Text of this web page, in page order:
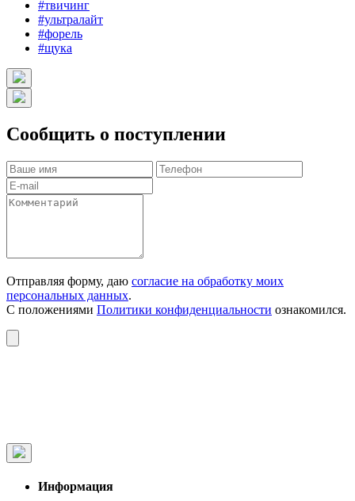
#твичинг
#ультралайт
#форель
#щука
Сообщить о поступлении
Отправляя форму, даю согласие на обработку моих
персональных данных.
С положениями Политики конфиденциальности ознакомился.
Информация